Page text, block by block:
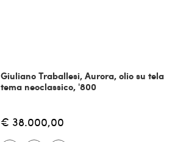
Giuliano Traballesi, Aurora, olio su tela
tema neoclassico, '800
€ 38.000,00